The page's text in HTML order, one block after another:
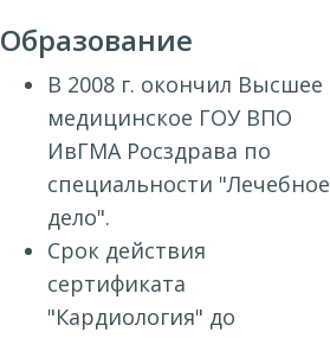
Образование
В 2008 г. окончил Высшее
медицинское ГОУ ВПО
ИвГМА Росздрава по
специальности "Лечебное
дело".
Срок действия
сертификата
"Кардиология" до